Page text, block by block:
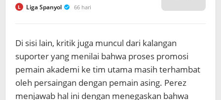
L Liga Spanyol 66 hari
Di sisi lain, kritik juga muncul dari kalangan
suporter yang menilai bahwa proses promosi
pemain akademi ke tim utama masih terhambat
oleh persaingan dengan pemain asing. Perez
menjawab hal ini dengan menegaskan bahwa